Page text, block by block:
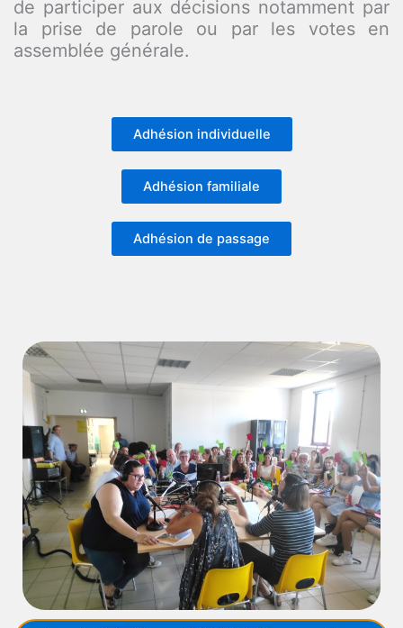
de participer aux décisions notamment par
la prise de parole ou par les votes en
assemblée générale.
Adhésion individuelle
Adhésion familiale
Adhésion de passage